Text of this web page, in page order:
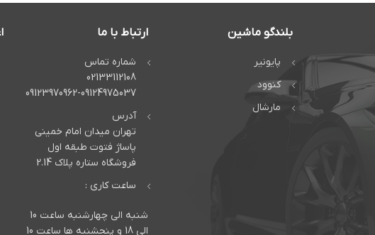
بلندگو ماشین
پایونیر
کنوود
مارشال
ارتباط با ما
شماره تماس
02133112108
09123970962-09124975037
آدرس
تهران میدان امام خمینی
پاساژ فتوت طبقه اول
فروشگاه ستاره پلاک 2.14
ساعت کاری :
شنبه الی چهارشنبه ساعت 10
الی 18 و پنجشنبه ها ساعت 10